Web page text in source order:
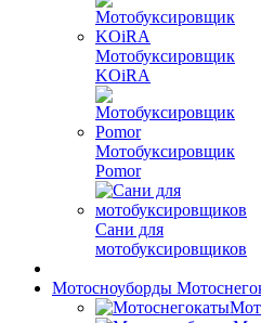
Мотобуксировщик
KOiRA
Мотобуксировщик
Pomor
Сани для
мотобуксировщиков
Мотосноуборды